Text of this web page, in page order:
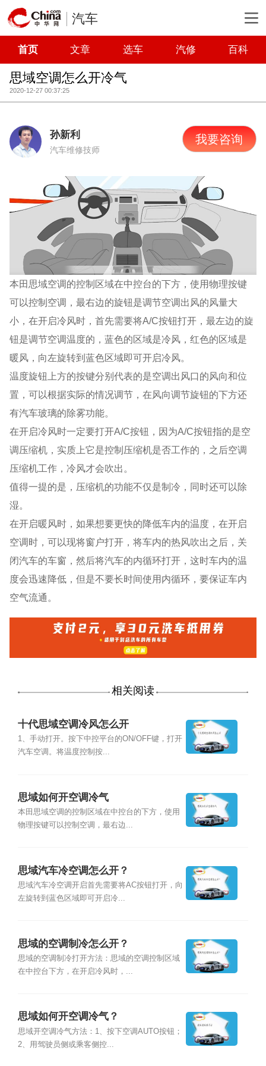
汽车
首页 文章 选车 汽修 百科
思域空调怎么开冷气
2020-12-27 00:37:25
孙新利
汽车维修技师
我要咨询
本田思域空调的控制区域在中控台的下方，使用物理按键
可以控制空调，最右边的旋钮是调节空调出风的风量大
小，在开启冷风时，首先需要将A/C按钮打开，最左边的旋
钮是调节空调温度的，蓝色的区域是冷风，红色的区域是
暖风，向左旋转到蓝色区域即可开启冷风。
温度旋钮上方的按键分别代表的是空调出风口的风向和位
置，可以根据实际的情况调节，在风向调节旋钮的下方还
有汽车玻璃的除雾功能。
在开启冷风时一定要打开A/C按钮，因为A/C按钮指的是空
调压缩机，实质上它是控制压缩机是否工作的，之后空调
压缩机工作，冷风才会吹出。
值得一提的是，压缩机的功能不仅是制冷，同时还可以除
湿。
在开启暖风时，如果想要更快的降低车内的温度，在开启
空调时，可以现将窗户打开，将车内的热风吹出之后，关
闭汽车的车窗，然后将汽车的内循环打开，这时车内的温
度会迅速降低，但是不要长时间使用内循环，要保证车内
空气流通。
相关阅读
十代思域空调冷风怎么开
1、手动打开。按下中控平台的ON/OFF键，打开
汽车空调。将温度控制按...
思域如何开空调冷气
本田思域空调的控制区域在中控台的下方，使用
物理按键可以控制空调，最右边...
思域汽车冷空调怎么开？
思域汽车冷空调开启首先需要将AC按钮打开，向
左旋转到蓝色区域即可开启冷...
思域的空调制冷怎么开？
思域的空调制冷打开方法：思域的空调控制区域
在中控台下方，在开启冷风时，...
思域如何开空调冷气？
思域开空调冷气方法：1、按下空调AUTO按钮；
2、用驾驶员侧或乘客侧控...